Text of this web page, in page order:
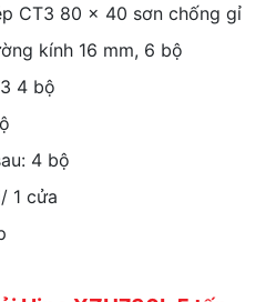
CT3 80 x 40 sơn chống gỉ
kính 16 mm, 6 bộ
4 bộ
4 bộ
1 cửa